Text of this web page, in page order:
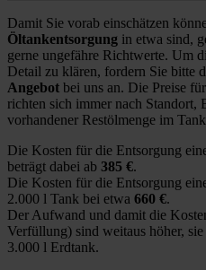
Damit Sie vorab einschätzen
Öltankentsorgung in etwa sind,
gerne ungefähre Richtwerte. Um
Detail zu klären, fordern Sie bitte
Angebot bei uns an. Die Preise
richten sich immer nach Standort,
vorhandener Restölmenge im
Die Kosten für die Entsorgung
beträgt dabei ab 385 €.
Die Kosten für die Entsorgung
2.000 l Tank bei etwa 660 €.
Der Aufwand und damit die
Verfüllung) sind weitaus höher,
3.000 l Erdtank.